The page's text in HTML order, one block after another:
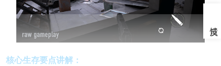
核心生存要点讲解：